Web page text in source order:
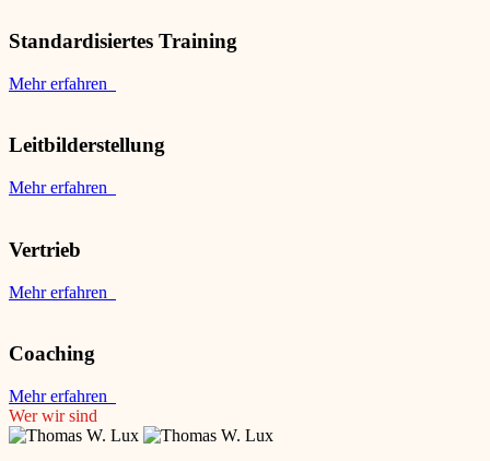
Standardisiertes Training
Mehr erfahren
Leitbilderstellung
Mehr erfahren
Vertrieb
Mehr erfahren
Coaching
Mehr erfahren
Wer wir sind